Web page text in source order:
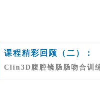
课程精彩回顾（二）：
Clin3D腹腔镜肠肠吻合训